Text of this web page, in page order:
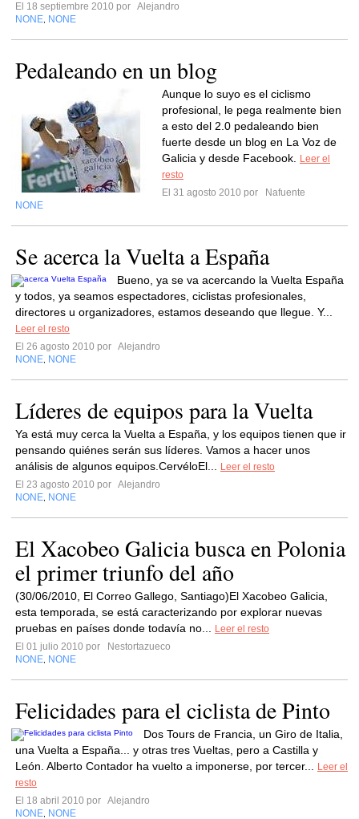
El 18 septiembre 2010 por Alejandro
NONE NONE
Pedaleando en un blog
Aunque lo suyo es el ciclismo
profesional, le pega realmente bien
a esto del 2.0 pedaleando bien
fuerte desde un blog en La Voz de
Galicia y desde Facebook.
Leer el
resto
El 31 agosto 2010 por
Nafuente
NONE
Se acerca la Vuelta a España
Bueno, ya se va acercando la Vuelta España
y todos, ya seamos espectadores, ciclistas profesionales,
directores u organizadores, estamos deseando que llegue. Y...
Leer el resto
El 26 agosto 2010 por Alejandro
NONE NONE
Líderes de equipos para la Vuelta
Ya está muy cerca la Vuelta a España, y los equipos tienen que ir
pensando quiénes serán sus líderes. Vamos a hacer unos
análisis de algunos equipos.CervéloEl...
Leer el resto
El 23 agosto 2010 por Alejandro
NONE NONE
El Xacobeo Galicia busca en Polonia
el primer triunfo del año
(30/06/2010, El Correo Gallego, Santiago)El Xacobeo Galicia,
esta temporada, se está caracterizando por explorar nuevas
pruebas en países donde todavía no...
Leer el resto
El 01 julio 2010 por
Nestortazueco
NONE NONE
Felicidades para el ciclista de Pinto
Dos Tours de Francia, un Giro de Italia,
una Vuelta a España... y otras tres Vueltas, pero a Castilla y
León. Alberto Contador ha vuelto a imponerse, por tercer...
Leer el
resto
El 18 abril 2010 por Alejandro
NONE NONE